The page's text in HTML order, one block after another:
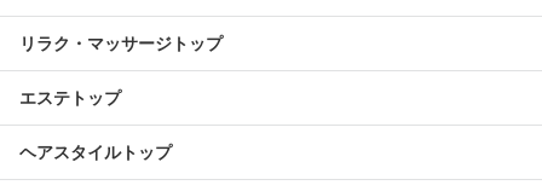
リラク・マッサージトップ
エステトップ
ヘアスタイルトップ